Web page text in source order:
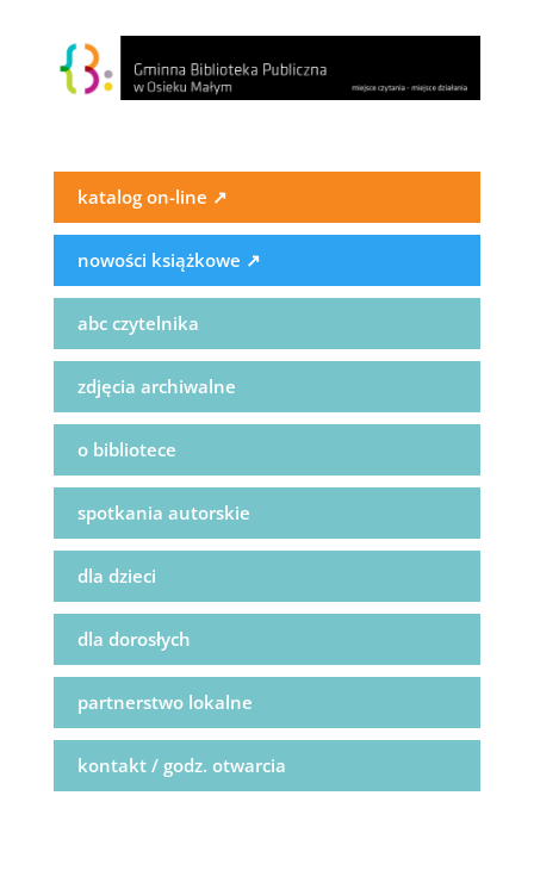
katalog on-line ↗
nowości książkowe ↗
abc czytelnika
zdjęcia archiwalne
o bibliotece
spotkania autorskie
dla dzieci
dla dorosłych
partnerstwo lokalne
kontakt / godz. otwarcia